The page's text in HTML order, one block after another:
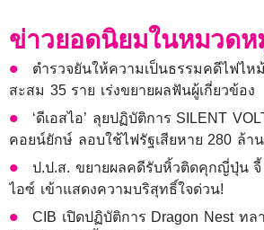
ข่าวยอดนิยมในหมวดห
ตำรวจยันให้ความเป็นธรรมคดีไฟไห
สะสม 35 ราย เร่งขยายผลฟันผู้เกี่ยวข้อง
‘ดีเอสไอ’ ลุยปฏิบัติการ SILENT
คอยน์ยักษ์ ลอบใช้ไฟรัฐเสียหาย 280 ล้าน
ป.ป.ส. ขยายผลคดีรับหิ้วติดคุกญี่ปุ่น จี้
ไอซ์ เข้าแสดงความบริสุทธิ์ใจด่วน!
CIB เปิดปฏิบัติการ Dragon Nest ทล